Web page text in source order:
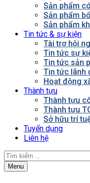
Sản phẩm
Sản phẩm
Sản phẩm
Tin tức & sự kiện
Tài trợ hội
Tin tức sự
Tin tức sản
Tin tức lãnh
Hoạt động
Thành tựu
Thành tựu
Thành tựu
Sở hữu trí
Tuyển dụng
Liên hệ
Menu